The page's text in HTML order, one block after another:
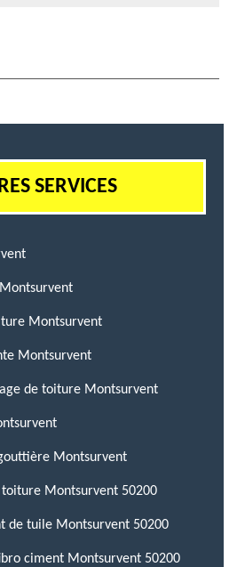
SERVICES
Montsurvent
Montsurvent
Montsurvent
de toiture Montsurvent
Montsurvent
toiture Montsurvent 50200
de tuile Montsurvent 50200
ciment Montsurvent 50200